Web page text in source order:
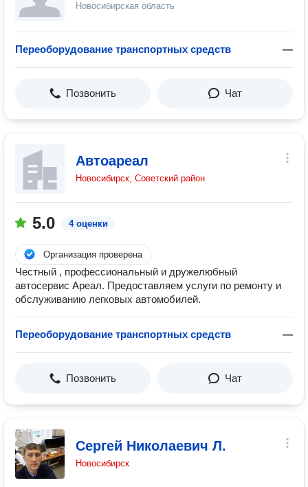
Новосибирская область
Переоборудование транспортных средств —
Позвонить Чат
Автоареал
Новосибирск, Советский район
5.0 4 оценки
Организация проверена
Честный , профессиональный и дружелюбный
автосервис Ареал. Предоставляем услуги по ремонту и
обслуживанию легковых автомобилей.
Переоборудование транспортных средств —
Позвонить Чат
Сергей Николаевич Л.
Новосибирск